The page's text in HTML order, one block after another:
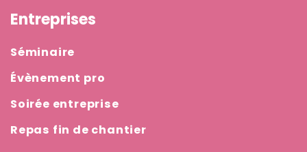
Entreprises
Séminaire
Évènement pro
Soirée entreprise
Repas fin de chantier